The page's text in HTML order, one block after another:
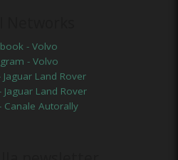
- Volvo
- Volvo
Land Rover
Jaguar Land Rover
Canale Autorally